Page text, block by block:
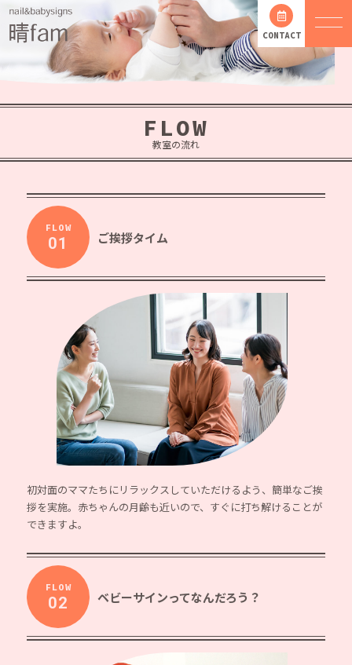
CONTACT
FLOW
教室の流れ
FLOW
01 ご挨拶タイム
初対面のママたちにリラックスしていただけるよう、簡単なご挨
拶を実施。赤ちゃんの月齢も近いので、すぐに打ち解けることが
できますよ。
FLOW
02 ベビーサインってなんだろう？